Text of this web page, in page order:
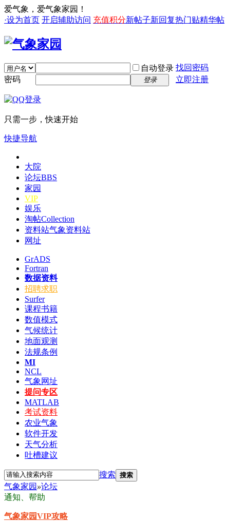
爱气象，爱气象家园！
·设为首页 开启辅助访问 充值积分新帖子新回复热门贴精华帖
自动登录 找回密码
密码
登录 立即注册
只需一步，快速开始
快捷导航
大院
论坛BBS
家园
VIP
娱乐
淘帖Collection
资料站气象资料站
网址
GrADS
Fortran
数据资料
招聘求职
Surfer
课程书籍
数值模式
气候统计
地面观测
法规条例
MI
NCL
气象网址
提问专区
MATLAB
考试资料
农业气象
软件开发
天气分析
吐槽建议
搜索 搜索
气象家园 »论坛
通知、帮助
气象家园VIP攻略